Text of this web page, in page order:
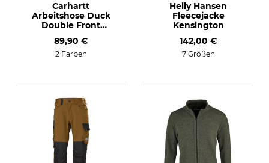
Carhartt
Arbeitshose Duck
Double Front
89,90 €
2 Farben
Helly Hansen
Fleecejacke
Kensington
142,00 €
7 Größen